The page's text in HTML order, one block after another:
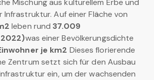
Mischung aus kulturellem Erbe und
Infrastruktur. Auf einer Fläche von
leben rund37.009
2022)was einer Bevölkerungsdichte
je km2 Dieses florierende
Zentrum setzt sich für den Ausbau
ein, um der wachsenden